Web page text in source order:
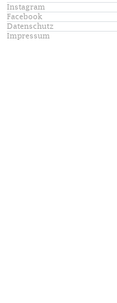
Instagram
Facebook
Datenschutz
Impressum